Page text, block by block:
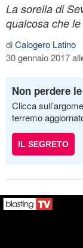
La sorella di
qualcosa che
diCalogero Latino
30 gennaio 2017
Non perdere
Clicca
terremo
IL SEGRETO